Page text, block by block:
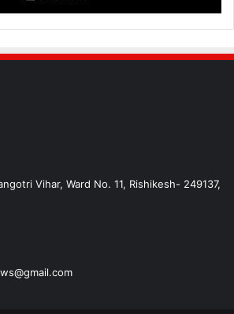
Vihar, Ward No. 11, Rishikesh- 249137,